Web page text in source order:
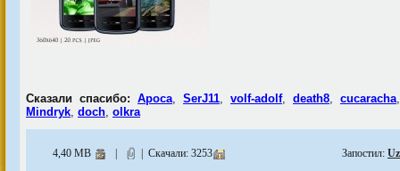
Сказали спасибо: Apoca SerJ11 volf-adolf, death8 cucaracha
Mindryk doch olkra
4,40 MB | | Скачали: 3253 Запостил: